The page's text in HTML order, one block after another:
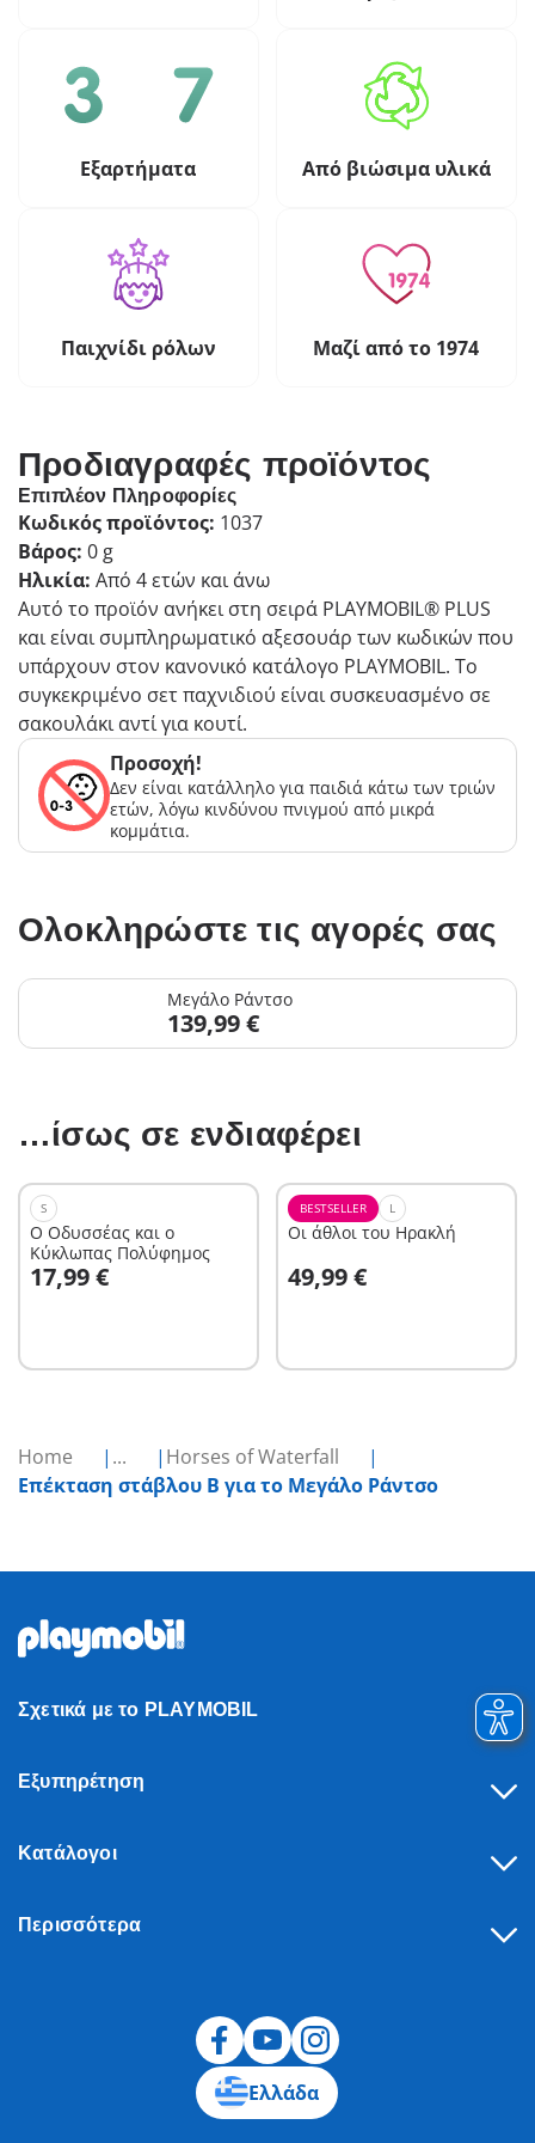
Home ...
Horses of Waterfall
Επέκταση στάβλου Β για το Μεγάλο Ράντσο
Εξαρτήματα Από βιώσιμα υλικά
Παιχνίδι ρόλων Μαζί από το 1974
Προδιαγραφές προϊόντος
Επιπλέον Πληροφορίες
Κωδικός προϊόντος: 1037
Βάρος: 0 g
Ηλικία: Από 4 ετών και άνω
Αυτό το προϊόν ανήκει στη σειρά PLAYMOBIL® PLUS
και είναι συμπληρωματικό αξεσουάρ των κωδικών που
υπάρχουν στον κανονικό κατάλογο PLAYMOBIL. Το
συγκεκριμένο σετ παχνιδιού είναι συσκευασμένο σε
σακουλάκι αντί για κουτί.
Προσοχή!
Δεν είναι κατάλληλο για παιδιά κάτω των τριών
ετών, λόγω κινδύνου πνιγμού από μικρά
κομμάτια.
Ολοκληρώστε τις αγορές σας
Μεγάλο Ράντσο
139,99 €
…ίσως σε ενδιαφέρει
S
Ο Οδυσσέας και ο
Κύκλωπας Πολύφημος
17,99 €
Στο καλάθι
BESTSELLER L
Οι άθλοι του Ηρακλή
49,99 €
Σχετικά με το PLAYMOBIL
Εξυπηρέτηση
Κατάλογοι
Περισσότερα
Ελλάδα